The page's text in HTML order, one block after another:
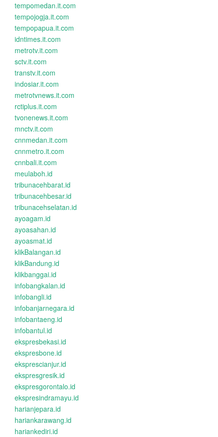
tempomedan.it.com
tempojogja.it.com
tempopapua.it.com
idntimes.it.com
metrotv.it.com
sctv.it.com
transtv.it.com
indosiar.it.com
metrotvnews.it.com
rctiplus.it.com
tvonenews.it.com
mnctv.it.com
cnnmedan.it.com
cnnmetro.it.com
cnnbali.it.com
meulaboh.id
tribunacehbarat.id
tribunacehbesar.id
tribunacehselatan.id
ayoagam.id
ayoasahan.id
ayoasmat.id
klikBalangan.id
klikBandung.id
klikbanggai.id
infobangkalan.id
infobangli.id
infobanjarnegara.id
infobantaeng.id
infobantul.id
ekspresbekasi.id
ekspresbone.id
eksprescianjur.id
ekspresgresik.id
ekspresgorontalo.id
ekspresindramayu.id
harianjepara.id
hariankarawang.id
hariankediri.id